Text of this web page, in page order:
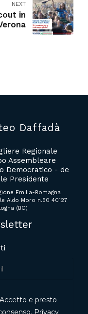
NEXT
in
Daffadà
Regionale
Assembleare
Democratico - de
Presidente
Emilia-Romagna
Aldo Moro n.50 40127
(BO)
Accetto e presto
Privacy